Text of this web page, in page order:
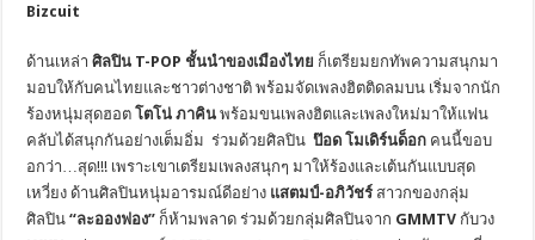
Bizcuit
ด้านเหล่าศิลปิน T-POP ชั้นนำของเมืองไทย ก็เตรียมยกทัพความสนุกมา
มอบให้กับคนไทยและชาวต่างชาติ พร้อมจัดเพลงฮิตติดลมบน เริ่มจากนัก
ร้องหนุ่มสุดฮอตโตโน่ ภาคิน พร้อมขนเพลงฮิตและเพลงใหม่มาให้แฟน
คลับได้สนุกกันอย่างเต็มอิ่ม ร่วมด้วยศิลปินป๊อด โมเดิร์นด็อก คนนี้ขอบ
อกว่า…สุด!!! เพราะเขาเตรียมเพลงสนุกๆ มาให้ร้องและเต้นกันแบบสุด
เหวี่ยง ด้านศิลปินหนุ่มอารมณ์ดีอย่าง แสตมป์-อภิวัชร์ สาวกของกลุ่ม
ศิลปิน“ละอองฟอง” ก็ห้ามพลาด ร่วมด้วยกลุ่มศิลปินจาก GMMTV กับวง